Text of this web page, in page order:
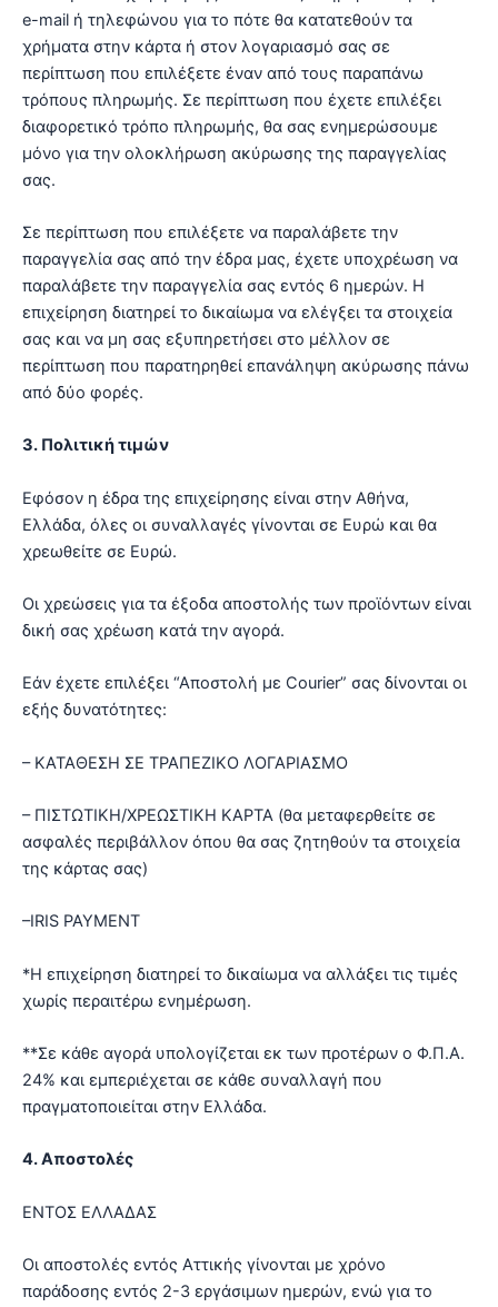
e-mail ή τηλεφώνου για το πότε θα κατατεθούν τα
χρήματα στην κάρτα ή στον λογαριασμό σας σε
περίπτωση που επιλέξετε έναν από τους παραπάνω
τρόπους πληρωμής. Σε περίπτωση που έχετε επιλέξει
διαφορετικό τρόπο πληρωμής, θα σας ενημερώσουμε
μόνο για την ολοκλήρωση ακύρωσης της παραγγελίας
σας.
Σε περίπτωση που επιλέξετε να παραλάβετε την
παραγγελία σας από την έδρα μας, έχετε υποχρέωση να
παραλάβετε την παραγγελία σας εντός 6 ημερών. Η
επιχείρηση διατηρεί το δικαίωμα να ελέγξει τα στοιχεία
σας και να μη σας εξυπηρετήσει στο μέλλον σε
περίπτωση που παρατηρηθεί επανάληψη ακύρωσης πάνω
από δύο φορές.
3. Πολιτική τιμών
Εφόσον η έδρα της επιχείρησης είναι στην Αθήνα,
Ελλάδα, όλες οι συναλλαγές γίνονται σε Ευρώ και θα
χρεωθείτε σε Ευρώ.
Οι χρεώσεις για τα έξοδα αποστολής των προϊόντων είναι
δική σας χρέωση κατά την αγορά.
Εάν έχετε επιλέξει “Αποστολή με Courier” σας δίνονται οι
εξής δυνατότητες:
– ΚΑΤΑΘΕΣΗ ΣΕ ΤΡΑΠΕΖΙΚΟ ΛΟΓΑΡΙΑΣΜΟ
– ΠΙΣΤΩΤΙΚΗ/ΧΡΕΩΣΤΙΚΗ ΚΑΡΤΑ (θα μεταφερθείτε σε
ασφαλές περιβάλλον όπου θα σας ζητηθούν τα στοιχεία
της κάρτας σας)
–IRIS PAYMENT
*Η επιχείρηση διατηρεί το δικαίωμα να αλλάξει τις τιμές
χωρίς περαιτέρω ενημέρωση.
**Σε κάθε αγορά υπολογίζεται εκ των προτέρων ο Φ.Π.Α.
24% και εμπεριέχεται σε κάθε συναλλαγή που
πραγματοποιείται στην Ελλάδα.
4. Αποστολές
ΕΝΤΟΣ ΕΛΛΑΔΑΣ
Οι αποστολές εντός Αττικής γίνονται με χρόνο
παράδοσης εντός 2-3 εργάσιμων ημερών, ενώ για το